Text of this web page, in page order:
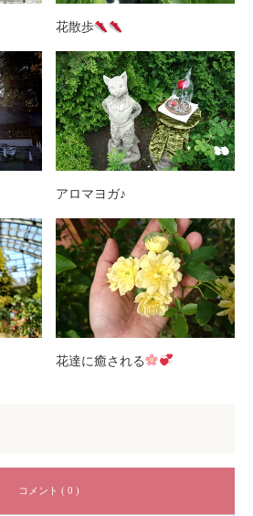
花散歩
アロマヨガ♪
花達に癒される
コメント ( 0 )